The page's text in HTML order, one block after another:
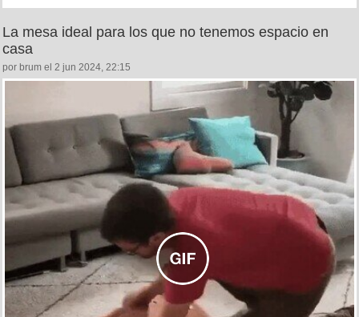
La mesa ideal para los que no tenemos espacio en
casa
por brum el 2 jun 2024, 22:15